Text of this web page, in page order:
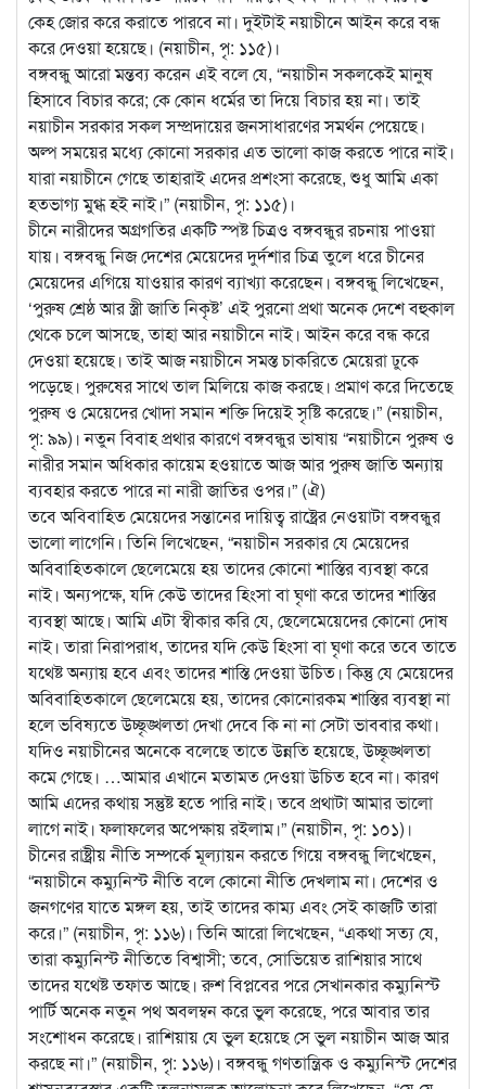
কেহ জোর করে করাতে পারবে না। দুইটাই নয়াচীনে আইন করে বন্ধ
করে দেওয়া হয়েছে। (নয়াচীন, পৃ: ১১৫)।
বঙ্গবন্ধু আরো মন্তব্য করেন এই বলে যে, “নয়াচীন সকলকেই মানুষ
হিসাবে বিচার করে; কে কোন ধর্মের তা দিয়ে বিচার হয় না। তাই
নয়াচীন সরকার সকল সম্প্রদায়ের জনসাধারণের সমর্থন পেয়েছে।
অল্প সময়ের মধ্যে কোনো সরকার এত ভালো কাজ করতে পারে নাই।
যারা নয়াচীনে গেছে তাহারাই এদের প্রশংসা করেছে, শুধু আমি একা
হতভাগ্য মুগ্ধ হই নাই।” (নয়াচীন, পৃ: ১১৫)।
চীনে নারীদের অগ্রগতির একটি স্পষ্ট চিত্রও বঙ্গবন্ধুর রচনায় পাওয়া
যায়। বঙ্গবন্ধু নিজ দেশের মেয়েদের দুর্দশার চিত্র তুলে ধরে চীনের
মেয়েদের এগিয়ে যাওয়ার কারণ ব্যাখ্যা করেছেন। বঙ্গবন্ধু লিখেছেন,
‘পুরুষ শ্রেষ্ঠ আর স্ত্রী জাতি নিকৃষ্ট’ এই পুরনো প্রথা অনেক দেশে বহুকাল
থেকে চলে আসছে, তাহা আর নয়াচীনে নাই। আইন করে বন্ধ করে
দেওয়া হয়েছে। তাই আজ নয়াচীনে সমস্ত চাকরিতে মেয়েরা ঢুকে
পড়েছে। পুরুষের সাথে তাল মিলিয়ে কাজ করছে। প্রমাণ করে দিতেছে
পুরুষ ও মেয়েদের খোদা সমান শক্তি দিয়েই সৃষ্টি করেছে।” (নয়াচীন,
পৃ: ৯৯)। নতুন বিবাহ প্রথার কারণে বঙ্গবন্ধুর ভাষায় “নয়াচীনে পুরুষ ও
নারীর সমান অধিকার কায়েম হওয়াতে আজ আর পুরুষ জাতি অন্যায়
ব্যবহার করতে পারে না নারী জাতির ওপর।” (ঐ)
তবে অবিবাহিত মেয়েদের সন্তানের দায়িত্ব রাষ্ট্রের নেওয়াটা বঙ্গবন্ধুর
ভালো লাগেনি। তিনি লিখেছেন, “নয়াচীন সরকার যে মেয়েদের
অবিবাহিতকালে ছেলেমেয়ে হয় তাদের কোনো শাস্তির ব্যবস্থা করে
নাই। অন্যপক্ষে, যদি কেউ তাদের হিংসা বা ঘৃণা করে তাদের শাস্তির
ব্যবস্থা আছে। আমি এটা স্বীকার করি যে, ছেলেমেয়েদের কোনো দোষ
নাই। তারা নিরাপরাধ, তাদের যদি কেউ হিংসা বা ঘৃণা করে তবে তাতে
যথেষ্ট অন্যায় হবে এবং তাদের শাস্তি দেওয়া উচিত। কিন্তু যে মেয়েদের
অবিবাহিতকালে ছেলেমেয়ে হয়, তাদের কোনোরকম শাস্তির ব্যবস্থা না
হলে ভবিষ্যতে উচ্ছৃঙ্খলতা দেখা দেবে কি না না সেটা ভাববার কথা।
যদিও নয়াচীনের অনেকে বলেছে তাতে উন্নতি হয়েছে, উচ্ছৃঙ্খলতা
কমে গেছে। …আমার এখানে মতামত দেওয়া উচিত হবে না। কারণ
আমি এদের কথায় সন্তুষ্ট হতে পারি নাই। তবে প্রথাটা আমার ভালো
লাগে নাই। ফলাফলের অপেক্ষায় রইলাম।” (নয়াচীন, পৃ: ১০১)।
চীনের রাষ্ট্রীয় নীতি সম্পর্কে মূল্যায়ন করতে গিয়ে বঙ্গবন্ধু লিখেছেন,
“নয়াচীনে কম্যুনিস্ট নীতি বলে কোনো নীতি দেখলাম না। দেশের ও
জনগণের যাতে মঙ্গল হয়, তাই তাদের কাম্য এবং সেই কাজটি তারা
করে।” (নয়াচীন, পৃ: ১১৬)। তিনি আরো লিখেছেন, “একথা সত্য যে,
তারা কম্যুনিস্ট নীতিতে বিশ্বাসী; তবে, সোভিয়েত রাশিয়ার সাথে
তাদের যথেষ্ট তফাত আছে। রুশ বিপ্লবের পরে সেখানকার কম্যুনিস্ট
পার্টি অনেক নতুন পথ অবলম্বন করে ভুল করেছে, পরে আবার তার
সংশোধন করেছে। রাশিয়ায় যে ভুল হয়েছে সে ভুল নয়াচীন আজ আর
করছে না।” (নয়াচীন, পৃ: ১১৬)। বঙ্গবন্ধু গণতান্ত্রিক ও কম্যুনিস্ট দেশের